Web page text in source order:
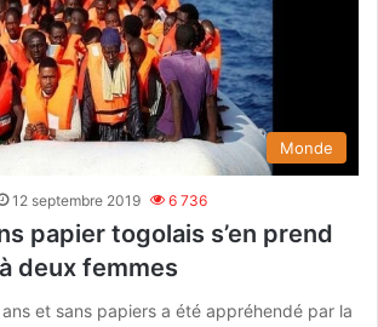
Monde
12 septembre 2019 6 736
papier togolais s’en prend
deux femmes
et sans papiers a été appréhendé par la